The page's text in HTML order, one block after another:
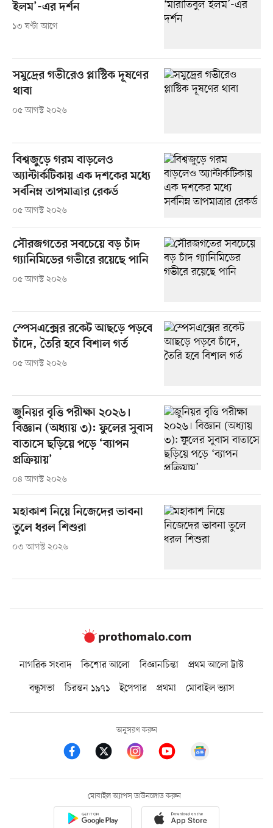
ইলম’-এর দর্শন
১৩ ঘণ্টা আগে
সমুদ্রের গভীরেও প্লাস্টিক দূষণের
থাবা
০৫ আগস্ট ২০২৬
বিশ্বজুড়ে গরম বাড়লেও
অ্যান্টার্কটিকায় এক দশকের মধ্যে
সর্বনিম্ন তাপমাত্রার রেকর্ড
০৫ আগস্ট ২০২৬
সৌরজগতের সবচেয়ে বড় চাঁদ
গ্যানিমিডের গভীরে রয়েছে পানি
০৫ আগস্ট ২০২৬
স্পেসএক্সের রকেট আছড়ে পড়বে
চাঁদে, তৈরি হবে বিশাল গর্ত
০৫ আগস্ট ২০২৬
জুনিয়র বৃত্তি পরীক্ষা ২০২৬।
বিজ্ঞান (অধ্যায় ৩): ফুলের সুবাস
বাতাসে ছড়িয়ে পড়ে ‘ব্যাপন
প্রক্রিয়ায়’
০৪ আগস্ট ২০২৬
মহাকাশ নিয়ে নিজেদের ভাবনা
তুলে ধরল শিশুরা
০৩ আগস্ট ২০২৬
নাগরিক সংবাদ কিশোর আলো বিজ্ঞানচিন্তা
প্রথম আলো ট্রাস্ট
বন্ধুসভা
চিরন্তন ১৯৭১ ইপেপার প্রথমা মোবাইল ভ্যাস
অনুসরণ করুন
মোবাইল অ্যাপস ডাউনলোড করুন